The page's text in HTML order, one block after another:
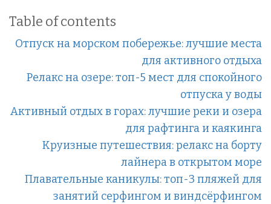
Table of contents
Отпуск на морском побережье: лучшие места
для активного отдыха
Релакс на озере: топ-5 мест для спокойного
отпуска у воды
Активный отдых в горах: лучшие реки и озера
для рафтинга и каякинга
Круизные путешествия: релакс на борту
лайнера в открытом море
Плавательные каникулы: топ-3 пляжей для
занятий серфингом и виндсёрфингом